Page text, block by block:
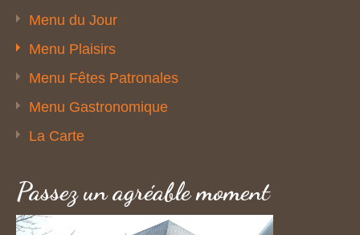
Menu du Jour
Menu Plaisirs
Menu Fêtes Patronales
Menu Gastronomique
La Carte
Passez un agréable moment